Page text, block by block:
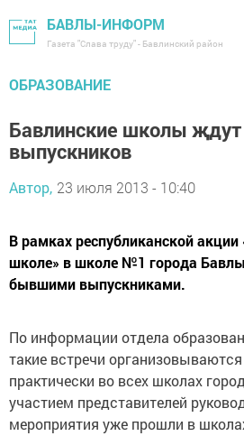
БАВЛЫ-ИНФОРМ
Газета "Слава труду" - Бавлинский район
ОБРАЗОВАНИЕ
Бавлинские школы
выпускников
Автор, 23 июля 2013 - 10:40
В рамках республиканской
школе» в школе №1 города
бывшими выпускниками.
По информации отдела
такие встречи
практически во всех школах
участием представителей
мероприятия уже прошли в